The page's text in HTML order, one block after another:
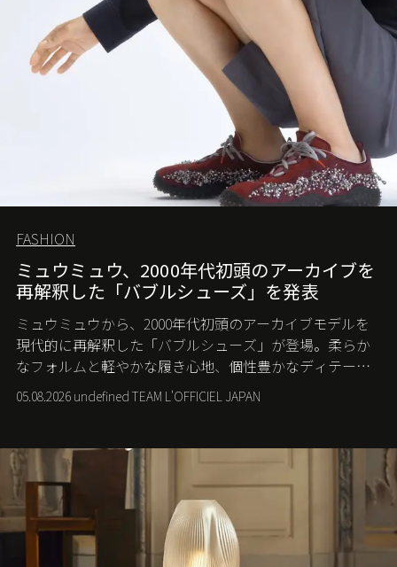
FASHION
ミュウミュウ、2000年代初頭のアーカイブを
再解釈した「バブルシューズ」を発表
ミュウミュウから、2000年代初頭のアーカイブモデルを
現代的に再解釈した「バブルシューズ」が登場。柔らか
なフォルムと軽やかな履き心地、個性豊かなディテール
が、スポーツウェアの美学に新たな表情を添える。
05.08.2026 undefined TEAM L'OFFICIEL JAPAN